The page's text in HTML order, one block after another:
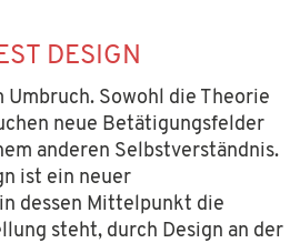
DESIGN
Umbruch. Sowohl die Theorie
neue Betätigungsfelder
anderen Selbstverständnis.
ist ein neuer
dessen Mittelpunkt die
steht, durch Design an der